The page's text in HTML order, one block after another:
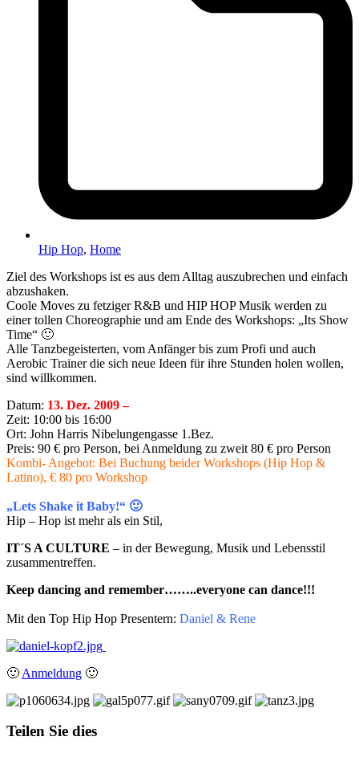
Hip Hop, Home
Ziel des Workshops ist es aus dem Alltag auszubrechen und einfach
abzushaken.
Coole Moves zu fetziger R&B und HIP HOP Musik werden zu
einer tollen Choreographie und am Ende des Workshops: „Its Show
Time“ 🙂
Alle Tanzbegeisterten, vom Anfänger bis zum Profi und auch
Aerobic Trainer die sich neue Ideen für ihre Stunden holen wollen,
sind willkommen.
Datum: 13. Dez. 2009–
Zeit: 10:00 bis 16:00
Ort: John Harris Nibelungengasse 1.Bez.
Preis: 90 € pro Person, bei Anmeldung zu zweit 80 € pro Person
Kombi- Angebot: Bei Buchung beider Workshops (Hip Hop &
Latino), € 80 pro Workshop
„Lets Shake it Baby!“ 🙂
Hip – Hop ist mehr als ein Stil,
IT´S A CULTURE – in der Bewegung, Musik und Lebensstil
zusammentreffen.
Keep dancing and remember……..everyone can dance!!!
Mit den Top Hip Hop Presentern: Daniel & Rene
🙂 Anmeldung 🙂
Teilen Sie dies